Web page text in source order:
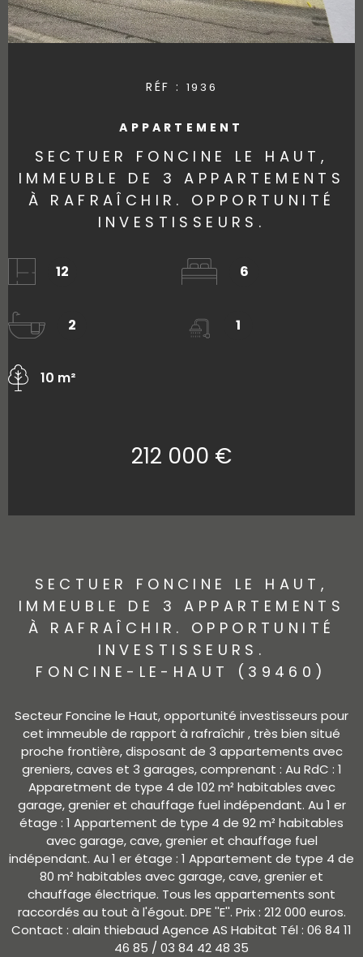
RÉF : 1936
APPARTEMENT
SECTUER FONCINE LE HAUT,
IMMEUBLE DE 3 APPARTEMENTS
À RAFRAÎCHIR. OPPORTUNITÉ
INVESTISSEURS.
12 6
2 1
10 m²
212 000 €
SECTUER FONCINE LE HAUT,
IMMEUBLE DE 3 APPARTEMENTS
À RAFRAÎCHIR. OPPORTUNITÉ
INVESTISSEURS.
FONCINE-LE-HAUT (39460)
Secteur Foncine le Haut, opportunité investisseurs pour
cet immeuble de rapport à rafraîchir , très bien situé
proche frontière, disposant de 3 appartements avec
greniers, caves et 3 garages, comprenant : Au RdC : 1
Apparetment de type 4 de 102 m² habitables avec
garage, grenier et chauffage fuel indépendant. Au 1 er
étage : 1 Appartement de type 4 de 92 m² habitables
avec garage, cave, grenier et chauffage fuel
indépendant. Au 1 er étage : 1 Appartement de type 4 de
80 m² habitables avec garage, cave, grenier et
chauffage électrique. Tous les appartements sont
raccordés au tout à l'égout. DPE ''E''. Prix : 212 000 euros.
Contact : alain thiebaud Agence AS Habitat Tél : 06 84 11
46 85 / 03 84 42 48 35